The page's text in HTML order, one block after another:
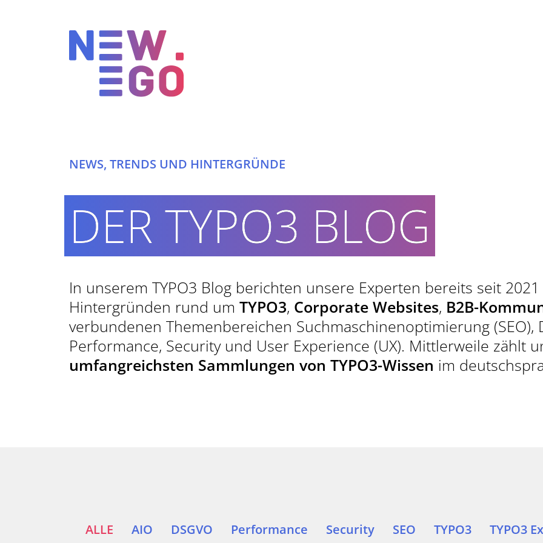
HIGH-END TYPO3 LÖSUNGEN
ERFOLGREICHE PROJEKTE
KONTAKT AUFNEHMEN
TYPO3 BLOG
TYPO3-
JETZT
NEWS, TRENDS UND HINTERGRÜNDE
DER TYPO3 BLOG
In unserem TYPO3 Blog berichten unsere Experten bereits seit
Hintergründen rund um TYPO3, Corporate Websites, B2B-
verbundenen Themenbereichen Suchmaschinenoptimierung (SEO),
Performance, Security und User Experience (UX). Mittlerweile zählt
umfangreichsten Sammlungen von TYPO3-Wissen im
ALLE AIO DSGVO Performance Security SEO TYPO3 TYPO3